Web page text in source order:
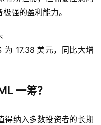
强的盈利能力。
为 17.38 美元，同比大增
一筹？
得纳入多数投资者的长期